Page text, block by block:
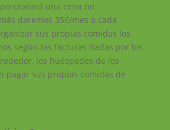
una cena no
daremos 35€/mes a cada
sus propias comidas los
según las facturas dadas por los
los huéspedes de los
pagar sus propias comidas de